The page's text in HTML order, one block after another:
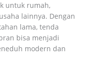
untuk rumah,
lainnya. Dengan
lama, tenda
bisa menjadi
modern dan